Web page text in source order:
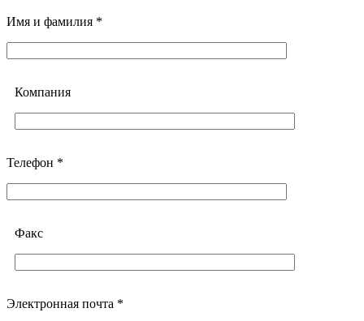
Имя и фамилия *
Компания
Телефон *
Факс
Электронная почта *